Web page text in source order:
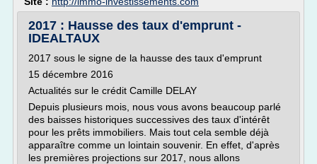
2017 : Hausse des taux d'emprunt -
IDEALTAUX
2017 sous le signe de la hausse des taux d'emprunt
15 décembre 2016
Actualités sur le crédit Camille DELAY
Depuis plusieurs mois, nous vous avons beaucoup parlé
des baisses historiques successives des taux d'intérêt
pour les prêts immobiliers. Mais tout cela semble déjà
apparaître comme un lointain souvenir. En effet, d'après
les premières projections sur 2017, nous allons